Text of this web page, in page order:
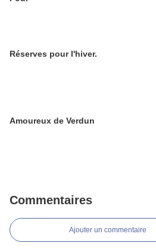
Réserves pour l'hiver.
Amoureux de Verdun
Commentaires
Ajouter un commentaire